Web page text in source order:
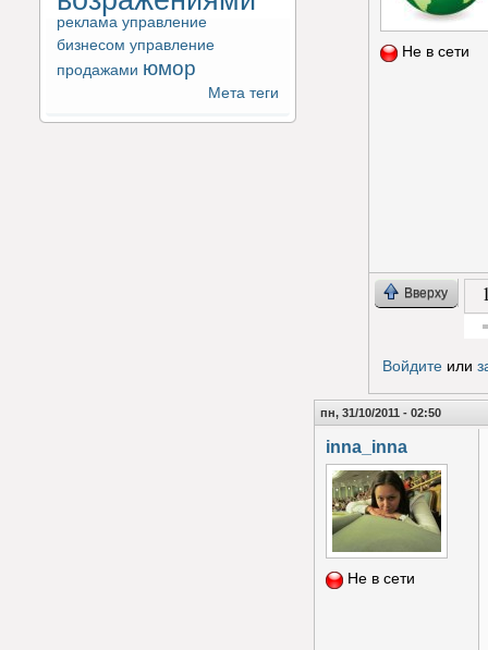
реклама управление
бизнесом управление
продажами юмор
Мета теги
Не в сети
Вверху
Войдитеили
пн, 31/10/2011 - 02:50
inna_inna
Не в сети